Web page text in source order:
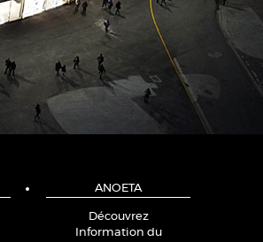
ANOETA
Découvrez
Information du